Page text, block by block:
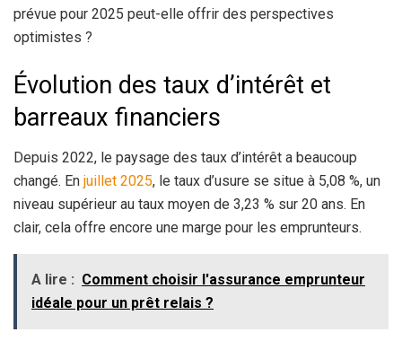
prévue pour 2025 peut-elle offrir des perspectives
optimistes ?
Évolution des taux d’intérêt et
barreaux financiers
Depuis 2022, le paysage des taux d’intérêt a beaucoup
changé. En juillet 2025, le taux d’usure se situe à 5,08 %, un
niveau supérieur au taux moyen de 3,23 % sur 20 ans. En
clair, cela offre encore une marge pour les emprunteurs.
A lire : Comment choisir l'assurance emprunteur
idéale pour un prêt relais ?